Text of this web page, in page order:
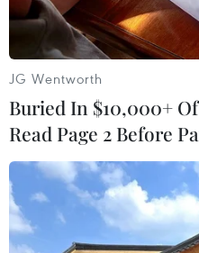
đại
07/08/2026 03:40
Nghệ nhân Đặng
thổi sức sống mới cho
he truyền thống
07/08/2026 03:19
Nghị quyết số 80-NQ/
JG Wentworth
Buried In $10,000+
Read Page 2 Before